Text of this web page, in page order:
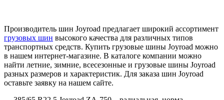
Производитель шин Joyroad предлагает широкий ассортимент
грузовых шин высокого качества для различных типов
транспортных средств. Купить грузовые шины Joyroad можно
в нашем интернет-магазине. В каталоге компании можно
найти летние, зимние, всесезонные и грузовые шины Joyroad
разных размеров и характеристик. Для заказа шин Joyroad
оставьте заявку на нашем сайте.